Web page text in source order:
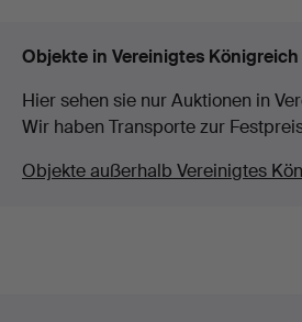
Objekte in Vereinigtes Königreich
Hier sehen sie nur Auktionen in
Wir haben Transporte zur
Objekte außerhalb Vereinigtes